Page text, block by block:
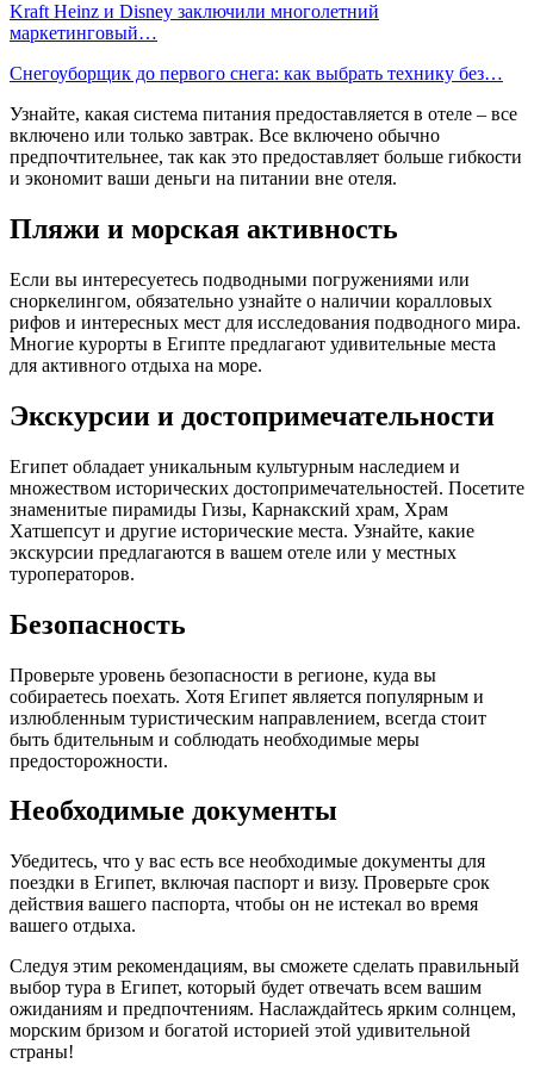
Kraft Heinz и Disney заключили многолетний
маркетинговый…
Снегоуборщик до первого снега: как выбрать технику без…
Узнайте, какая система питания предоставляется в отеле – все
включено или только завтрак. Все включено обычно
предпочтительнее, так как это предоставляет больше гибкости
и экономит ваши деньги на питании вне отеля.
Пляжи и морская активность
Если вы интересуетесь подводными погружениями или
сноркелингом, обязательно узнайте о наличии коралловых
рифов и интересных мест для исследования подводного мира.
Многие курорты в Египте предлагают удивительные места
для активного отдыха на море.
Экскурсии и достопримечательности
Египет обладает уникальным культурным наследием и
множеством исторических достопримечательностей. Посетите
знаменитые пирамиды Гизы, Карнакский храм, Храм
Хатшепсут и другие исторические места. Узнайте, какие
экскурсии предлагаются в вашем отеле или у местных
туроператоров.
Безопасность
Проверьте уровень безопасности в регионе, куда вы
собираетесь поехать. Хотя Египет является популярным и
излюбленным туристическим направлением, всегда стоит
быть бдительным и соблюдать необходимые меры
предосторожности.
Необходимые документы
Убедитесь, что у вас есть все необходимые документы для
поездки в Египет, включая паспорт и визу. Проверьте срок
действия вашего паспорта, чтобы он не истекал во время
вашего отдыха.
Следуя этим рекомендациям, вы сможете сделать правильный
выбор тура в Египет, который будет отвечать всем вашим
ожиданиям и предпочтениям. Наслаждайтесь ярким солнцем,
морским бризом и богатой историей этой удивительной
страны!